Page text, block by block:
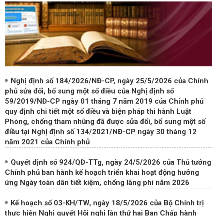
VĂN BẢN NỘI CHÍNH & PCTN
Nghị định số 184/2026/NĐ-CP, ngày 25/5/2026 của Chính
phủ sửa đổi, bổ sung một số điều của Nghị định số
59/2019/NĐ-CP ngày 01 tháng 7 năm 2019 của Chính phủ
quy định chi tiết một số điều và biện pháp thi hành Luật
Phòng, chống tham nhũng đã được sửa đổi, bổ sung một số
điều tại Nghị định số 134/2021/NĐ-CP ngày 30 tháng 12
năm 2021 của Chính phủ
Quyết định số 924/QĐ-TTg, ngày 24/5/2026 của Thủ tướng
Chính phủ ban hành kế hoạch triển khai hoạt động hưởng
ứng Ngày toàn dân tiết kiệm, chống lãng phí năm 2026